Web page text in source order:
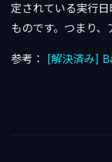
定されている実行
ものです。つまり、
参考： [解決済み]